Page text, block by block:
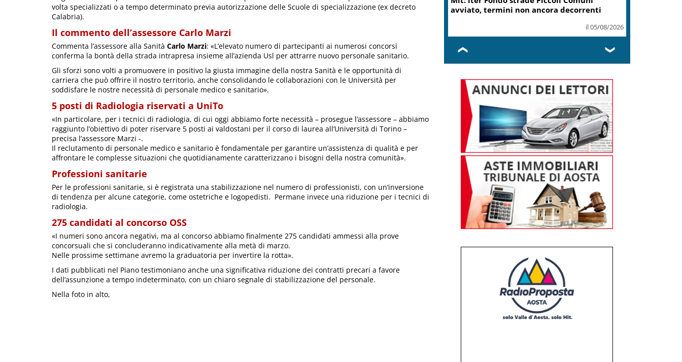
volta specializzati o a tempo determinato previa autorizzazione delle Scuole di specializzazione (ex decreto
Calabria).
Il commento dell’assessore Carlo Marzi
Commenta l’assessore alla Sanità Carlo Marzi: «L’elevato numero di partecipanti ai numerosi concorsi
conferma la bontà della strada intrapresa insieme all’azienda Usl per attrarre nuovo personale sanitario.
Gli sforzi sono volti a promuovere in positivo la giusta immagine della nostra Sanità e le opportunità di
carriera che può offrire il nostro territorio, anche consolidando le collaborazioni con le Università per
soddisfare le nostre necessità di personale medico e sanitario».
5 posti di Radiologia riservati a UniTo
«In particolare, per i tecnici di radiologia, di cui oggi abbiamo forte necessità – prosegue l’assessore – abbiamo
raggiunto l’obiettivo di poter riservare 5 posti ai valdostani per il corso di laurea all’Università di Torino –
precisa l’assessore Marzi -.
Il reclutamento di personale medico e sanitario è fondamentale per garantire un’assistenza di qualità e per
affrontare le complesse situazioni che quotidianamente caratterizzano i bisogni della nostra comunità».
Professioni sanitarie
Per le professioni sanitarie, si è registrata una stabilizzazione nel numero di professionisti, con un’inversione
di tendenza per alcune categorie, come ostetriche e logopedisti. Permane invece una riduzione per i tecnici di
radiologia.
275 candidati al concorso OSS
«I numeri sono ancora negativi, ma al concorso abbiamo finalmente 275 candidati ammessi alla prove
concorsuali che si concluderanno indicativamente alla metà di marzo.
Nelle prossime settimane avremo la graduatoria per invertire la rotta».
I dati pubblicati nel Piano testimoniano anche una significativa riduzione dei contratti precari a favore
dell’assunzione a tempo indeterminato, con un chiaro segnale di stabilizzazione del personale.
Nella foto in alto,
uso chat con Caroccia: in aula
il 05/08/2026